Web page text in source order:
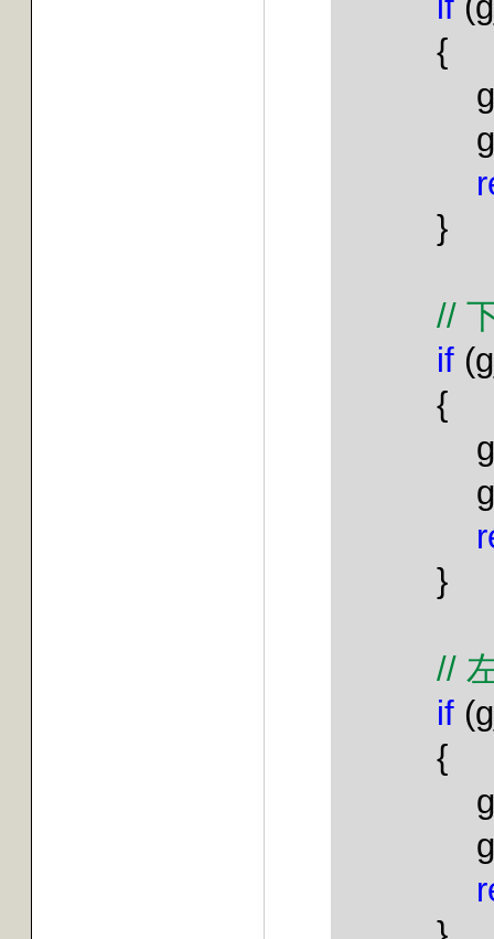
{
}
//
if
{
}
//
if
{